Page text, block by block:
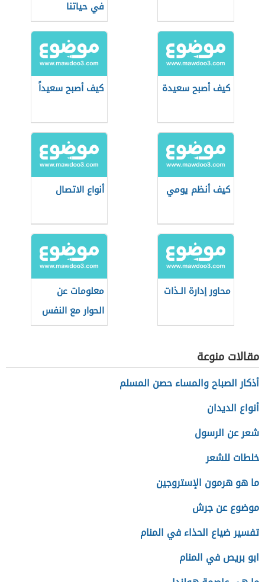
في حياتنا
كيف أصبح سعيدة كيف أصبح سعيداً
كيف أنظم يومي أنواع الاتصال
محاور إدارة الـذات
معلومات عن
الحوار مع النفس
مقالات منوعة
أذكار الصباح والمساء حصن المسلم
أنواع الديدان
شعر عن الرسول
خلطات للشعر
ما هو هرمون الإستروجين
موضوع عن جرش
تفسير ضياع الحذاء في المنام
ابو بريص في المنام